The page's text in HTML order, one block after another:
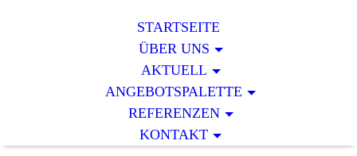
STARTSEITE
ÜBER UNS
AKTUELL
ANGEBOTSPALETTE
REFERENZEN
KONTAKT